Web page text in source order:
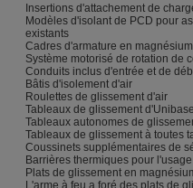
Insertions d'attachement de
Modèles d'isolant de PCD pour
existants
Cadres d'armature en
Système motorisé de rotation de
Conduits inclus d'entrée et de
Bâtis d'isolement d'air
Roulettes de glissement d'air
Tableaux de glissement d'Unibase
Tableaux autonomes de
Tableaux de glissement à toutes
Coussinets supplémentaires de
Barrières thermiques pour
Plats de glissement en
L'arme à feu a foré des plats de